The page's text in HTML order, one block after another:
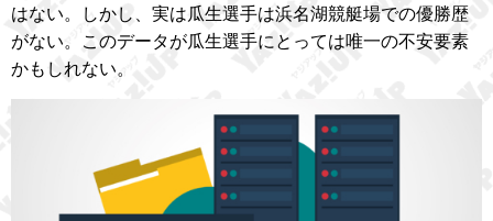
はない。しかし、実は瓜生選手は浜名湖競艇場での優勝歴
がない。このデータが瓜生選手にとっては唯一の不安要素
かもしれない。